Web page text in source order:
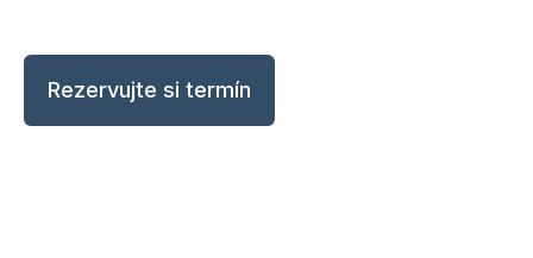
Rezervujte si termín